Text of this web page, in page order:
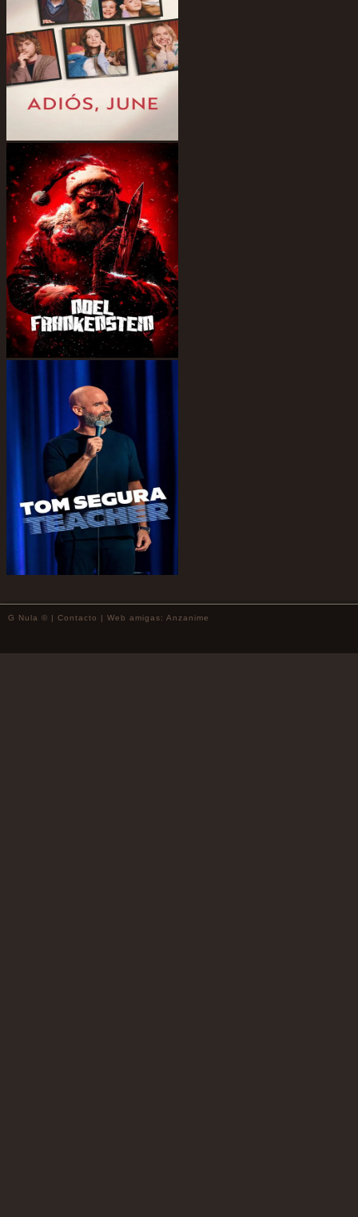
G Nula © | Contacto | Web amigas: Anzanime